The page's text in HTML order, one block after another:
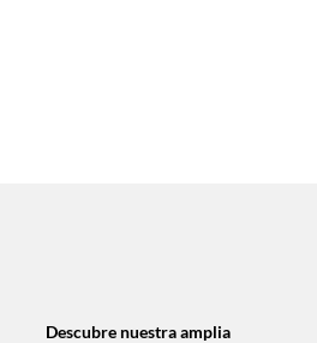
Descubre nuestra amplia